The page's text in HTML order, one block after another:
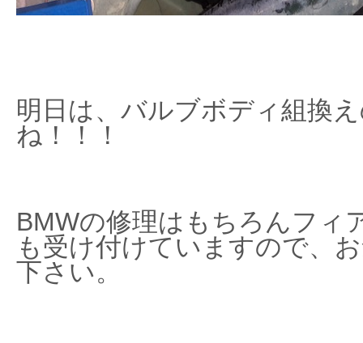
明日は、バルブボディ組換
ね！！！
BMWの修理はもちろんフィ
も受け付けていますので、
下さい。